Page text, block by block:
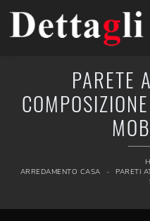
PARETE
ARREDAMENTO CASA
- PARETI